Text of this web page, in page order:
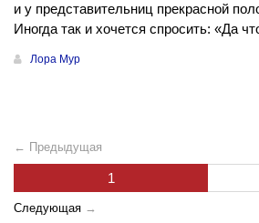
и у представительниц прекрасной
Иногда так и хочется спросить: «Да
Лора Мур
← Предыдущая
1
Следующая →